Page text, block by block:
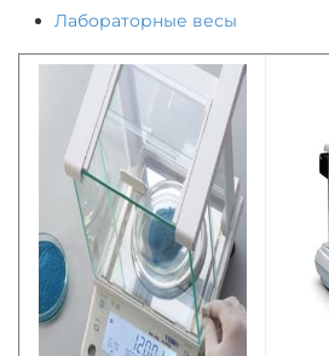
Лабораторные весы